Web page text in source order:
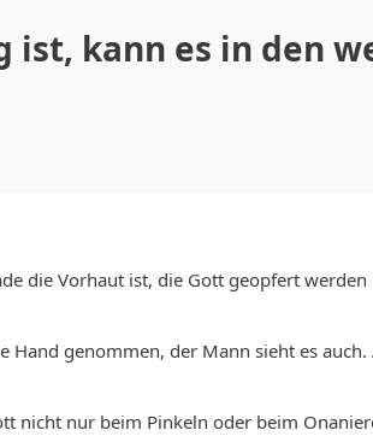
ist, kann es in den
die Vorhaut ist, die Gott geopfert
Hand genommen, der Mann sieht es
nicht nur beim Pinkeln oder beim